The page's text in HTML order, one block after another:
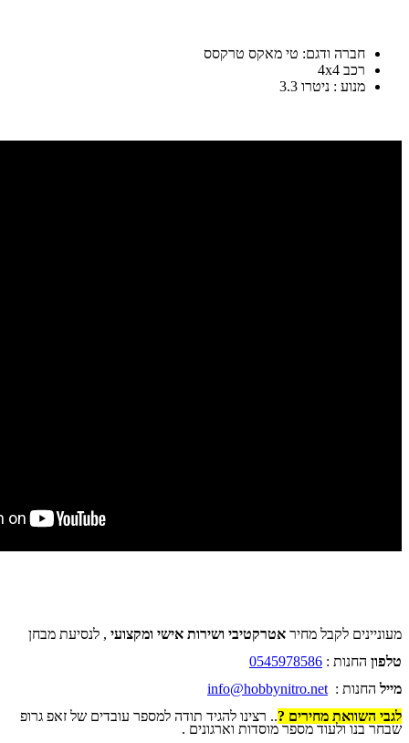
חברה ודגם: טי מאקס טרקסס
רכב 4x4
מנוע : ניטרו 3.3
מעוניינים לקבל מחיר אטרקטיבי ושירות אישי ומקצועי , לנסיעת מבחן
טלפון החנות : 0545978586
מייל החנות : info@hobbynitro.net
לגבי השוואת מחירים ?.. רצינו להגיד תודה למספר עובדים של זאפ גרופ
שבחר בנו ולעוד מספר מוסדות וארגונים .